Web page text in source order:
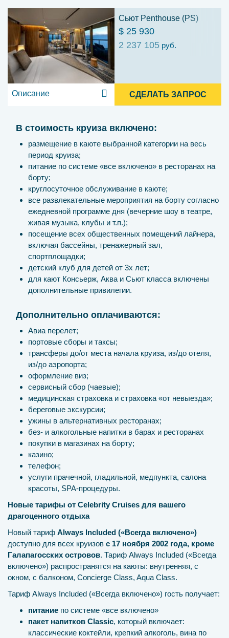
Сьют Penthouse (PS)
$ 25 930
2 237 105 руб.
Описание СДЕЛАТЬ ЗАПРОС
В стоимость круиза включено:
размещение в каюте выбранной категории на весь
период круиза;
питание по системе «все включено» в ресторанах на
борту;
круглосуточное обслуживание в каюте;
все развлекательные мероприятия на борту согласно
ежедневной программе дня (вечерние шоу в театре,
живая музыка, клубы и т.п.);
посещение всех общественных помещений лайнера,
включая бассейны, тренажерный зал,
спортплощадки;
детский клуб для детей от 3х лет;
для кают Консьерж, Аква и Сьют класса включены
дополнительные привилегии.
Дополнительно оплачиваются:
Авиа перелет;
портовые сборы и таксы;
трансферы до/от места начала круиза, из/до отеля,
из/до аэропорта;
оформление виз;
сервисный сбор (чаевые);
медицинская страховка и страховка «от невыезда»;
береговые экскурсии;
ужины в альтернативных ресторанах;
без- и алкогольные напитки в барах и ресторанах
покупки в магазинах на борту;
казино;
телефон;
услуги прачечной, гладильной, медпункта, салона
красоты, SPA-процедуры.
Новые тарифы от Celebrity Cruises для вашего
драгоценного отдыха
Новый тариф Always Included («Всегда включено»)
доступно для всех круизов с 17 ноября 2002 года, кроме
Галапагосских островов. Тариф Always Included («Всегда
включено») распространятся на каюты: внутренняя, с
окном, с балконом, Concierge Class, Aqua Class.
Тариф Always Included («Всегда включено») гость получает:
питание по системе «все включено»
пакет напитков Classic, который включает:
классические коктейли, крепкий алкоголь, вина по